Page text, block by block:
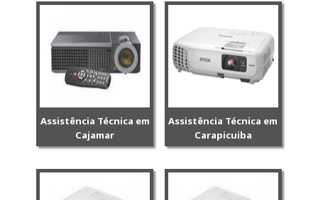
Assistência Técnica em
Cajamar
Assistência Técnica em
Carapicuiba